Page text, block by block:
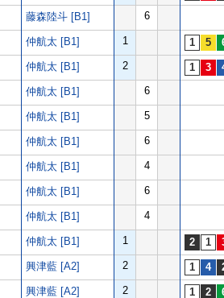
藤森陸斗 [B1] 6
仲航太 [B1] 1
仲航太 [B1] 2
仲航太 [B1] 6
仲航太 [B1] 5
仲航太 [B1] 6
仲航太 [B1] 4
仲航太 [B1] 6
仲航太 [B1] 4
仲航太 [B1] 1
興津藍 [A2] 2
興津藍 [A2] 2